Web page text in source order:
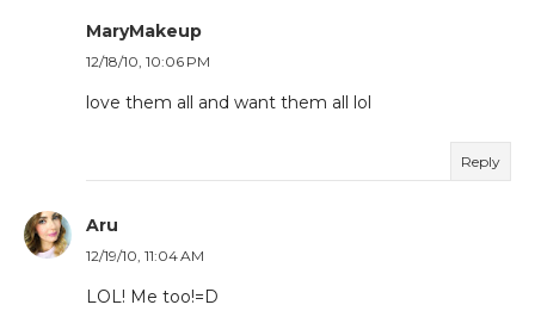
MaryMakeup
12/18/10, 10:06 PM
love them all and want them all lol
Reply
Aru
12/19/10, 11:04 AM
LOL! Me too!=D